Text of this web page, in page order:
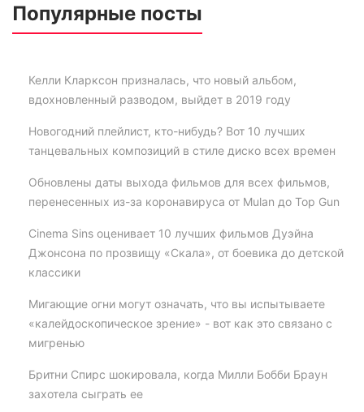
Популярные посты
Келли Кларксон призналась, что новый альбом,
вдохновленный разводом, выйдет в 2019 году
Новогодний плейлист, кто-нибудь? Вот 10 лучших
танцевальных композиций в стиле диско всех времен
Обновлены даты выхода фильмов для всех фильмов,
перенесенных из-за коронавируса от Mulan до Top Gun
Cinema Sins оценивает 10 лучших фильмов Дуэйна
Джонсона по прозвищу «Скала», от боевика до детской
классики
Мигающие огни могут означать, что вы испытываете
«калейдоскопическое зрение» - вот как это связано с
мигренью
Бритни Спирс шокировала, когда Милли Бобби Браун
захотела сыграть ее